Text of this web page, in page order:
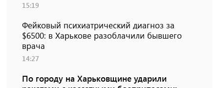
15:19
Фейковый психиатрический диагноз за
$6500: в Харькове разоблачили бывшего
врача
14:27
По городу на Харьковщине ударили